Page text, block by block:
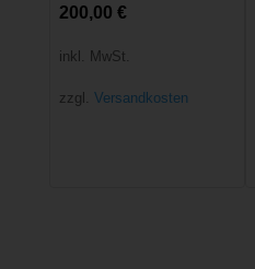
200,00 €
inkl. MwSt.
zzgl. Versandkosten